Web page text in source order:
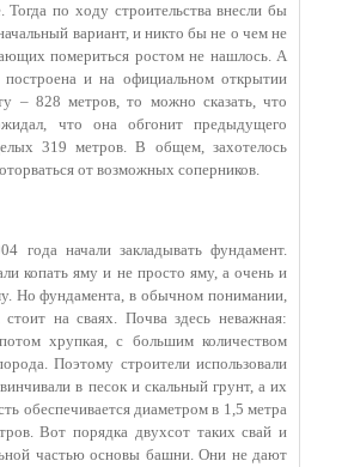
Тогда по ходу строительства внесли бы
вариант, и никто бы не о чем не
помериться ростом не нашлось. А
и на официальном открытии
– 828 метров, то можно сказать, что
что она обгонит предыдущего
319 метров. В общем, захотелось
от возможных соперников.
года начали закладывать фундамент.
копать яму и не просто яму, а очень и
Но фундамента, в обычном понимании,
на сваях. Почва здесь неважная:
хрупкая, с большим количеством
Поэтому строители использовали
в песок и скальный грунт, а их
обеспечивается диаметром в 1,5 метра
Вот порядка двухсот таких свай и
частью основы башни. Они не дают